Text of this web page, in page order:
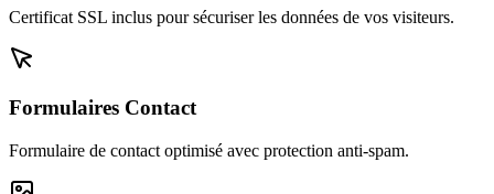
Certificat SSL inclus pour sécuriser les données de vos visiteurs.
Formulaires Contact
Formulaire de contact optimisé avec protection anti-spam.